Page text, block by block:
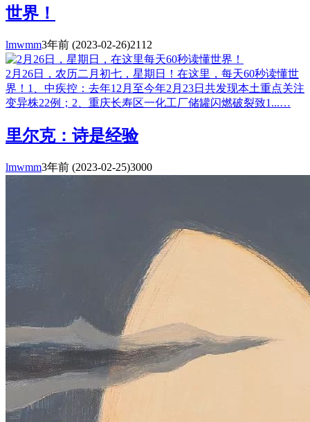
世界！
lmwmm3年前 (2023-02-26)2112
2月26日，农历二月初七，星期日！在这里，每天60秒读懂世
界！1、中疾控：去年12月至今年2月23日共发现本土重点关注
变异株22例；2、重庆长寿区一化工厂储罐闪燃破裂致1...…
里尔克：诗是经验
lmwmm3年前 (2023-02-25)3000